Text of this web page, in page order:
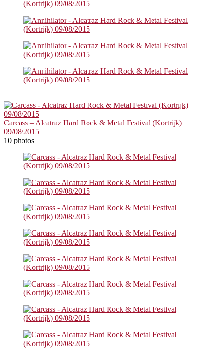
Carcass – Alcatraz Hard Rock & Metal Festival (Kortrijk)
09/08/2015
10 photos